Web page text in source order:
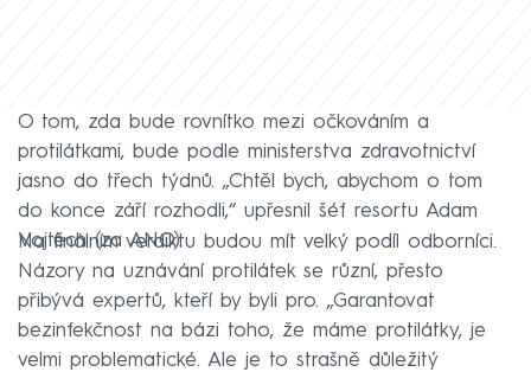
O tom, zda bude rovnítko mezi očkováním a
protilátkami, bude podle ministerstva zdravotnictví
jasno do třech týdnů. „Chtěl bych, abychom o tom
do konce září rozhodli,“ upřesnil šéf resortu Adam
Vojtěch (za ANO).
Na finálním verdiktu budou mít velký podíl odborníci.
Názory na uznávání protilátek se různí, přesto
přibývá expertů, kteří by byli pro. „Garantovat
bezinfekčnost na bázi toho, že máme protilátky, je
velmi problematické. Ale je to strašně důležitý